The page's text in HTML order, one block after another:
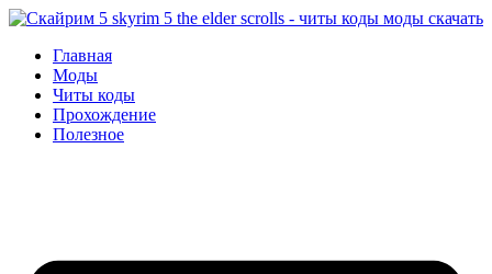
Перейти
содержимому
Главная
Моды
Читы коды
Прохождение
Полезное